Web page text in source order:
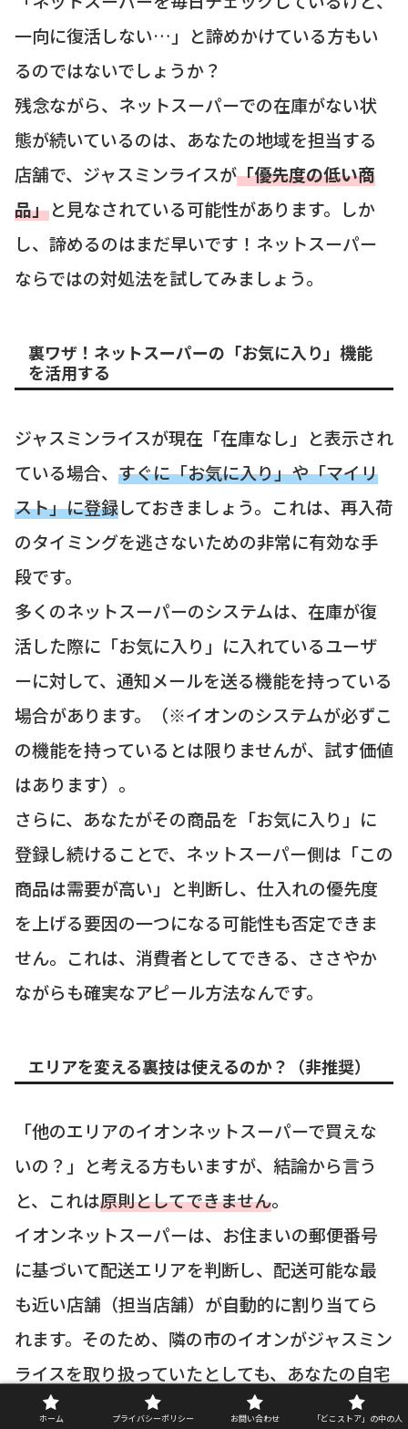
一向に復活しない…」と諦めかけている方もい
るのではないでしょうか？
残念ながら、ネットスーパーでの在庫がない状
態が続いているのは、あなたの地域を担当する
店舗で、ジャスミンライスが「優先度の低い商
品」と見なされている可能性があります。しか
し、諦めるのはまだ早いです！ネットスーパー
ならではの対処法を試してみましょう。
裏ワザ！ネットスーパーの「お気に入り」機能
を活用する
ジャスミンライスが現在「在庫なし」と表示され
ている場合、 すぐに「お気に入り」や「マイリ
スト」に登録しておきましょう。これは、再入荷
のタイミングを逃さないための非常に有効な手
段です。
多くのネットスーパーのシステムは、在庫が復
活した際に「お気に入り」に入れているユーザ
ーに対して、通知メールを送る機能を持っている
場合があります。（※イオンのシステムが必ずこ
の機能を持っているとは限りませんが、試す価値
はあります）。
さらに、あなたがその商品を「お気に入り」に
登録し続けることで、ネットスーパー側は「この
商品は需要が高い」と判断し、仕入れの優先度
を上げる要因の一つになる可能性も否定できま
せん。これは、消費者としてできる、ささやか
ながらも確実なアピール方法なんです。
エリアを変える裏技は使えるのか？（非推奨）
「他のエリアのイオンネットスーパーで買えな
いの？」と考える方もいますが、結論から言う
と、これは原則としてできません。
イオンネットスーパーは、お住まいの郵便番号
に基づいて配送エリアを判断し、配送可能な最
も近い店舗（担当店舗）が自動的に割り当てら
れます。そのため、隣の市のイオンがジャスミン
ライスを取り扱っていたとしても、あなたの自宅
への配送が不可能であれば購入はできません。
ホーム プライバシーポリシー お問い合わせ 「どこストア」の中の人